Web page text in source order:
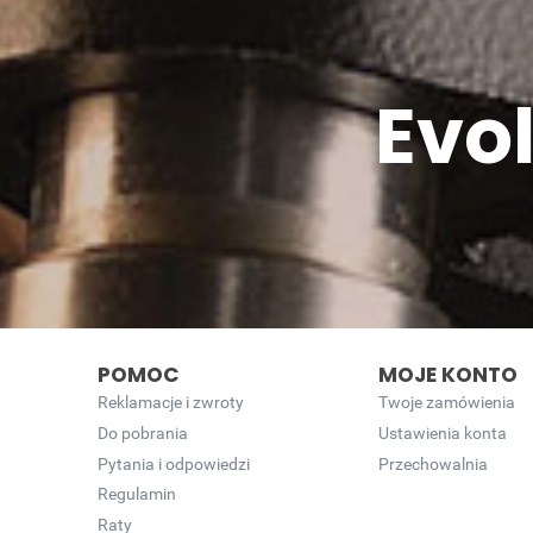
POMOC
Reklamacje i zwroty
Do pobrania
Pytania i odpowiedzi
Regulamin
Raty
MOJE KONTO
Twoje zamówienia
Ustawienia konta
Przechowalnia